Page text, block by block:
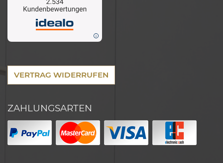
VERTRAG WIDERRUFEN
ZAHLUNGSARTEN